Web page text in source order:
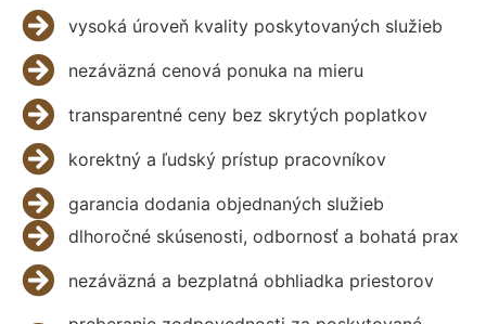
vysoká úroveň kvality poskytovaných služieb
nezáväzná cenová ponuka na mieru
transparentné ceny bez skrytých poplatkov
korektný a ľudský prístup pracovníkov
garancia dodania objednaných služieb
dlhoročné skúsenosti, odbornosť a bohatá prax
nezáväzná a bezplatná obhliadka priestorov